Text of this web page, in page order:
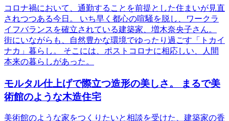
コロナ禍において、通勤することを前提とした住まいが見直
されつつある今日。 いち早く都心の喧騒を脱し、ワークラ
イフバランスを確立されている建築家、増木奈央子さん。
街にいながらも、自然豊かな環境でゆったり過ごす「トカイ
ナカ」暮らし。 そこには、ポストコロナに相応しい、人間
本来の暮らしがあった。
モルタル仕上げで際立つ造形の美しさ。 まるで美
術館のような木造住宅
美術館のような家をつくりたいと相談を受けた、建築家の香